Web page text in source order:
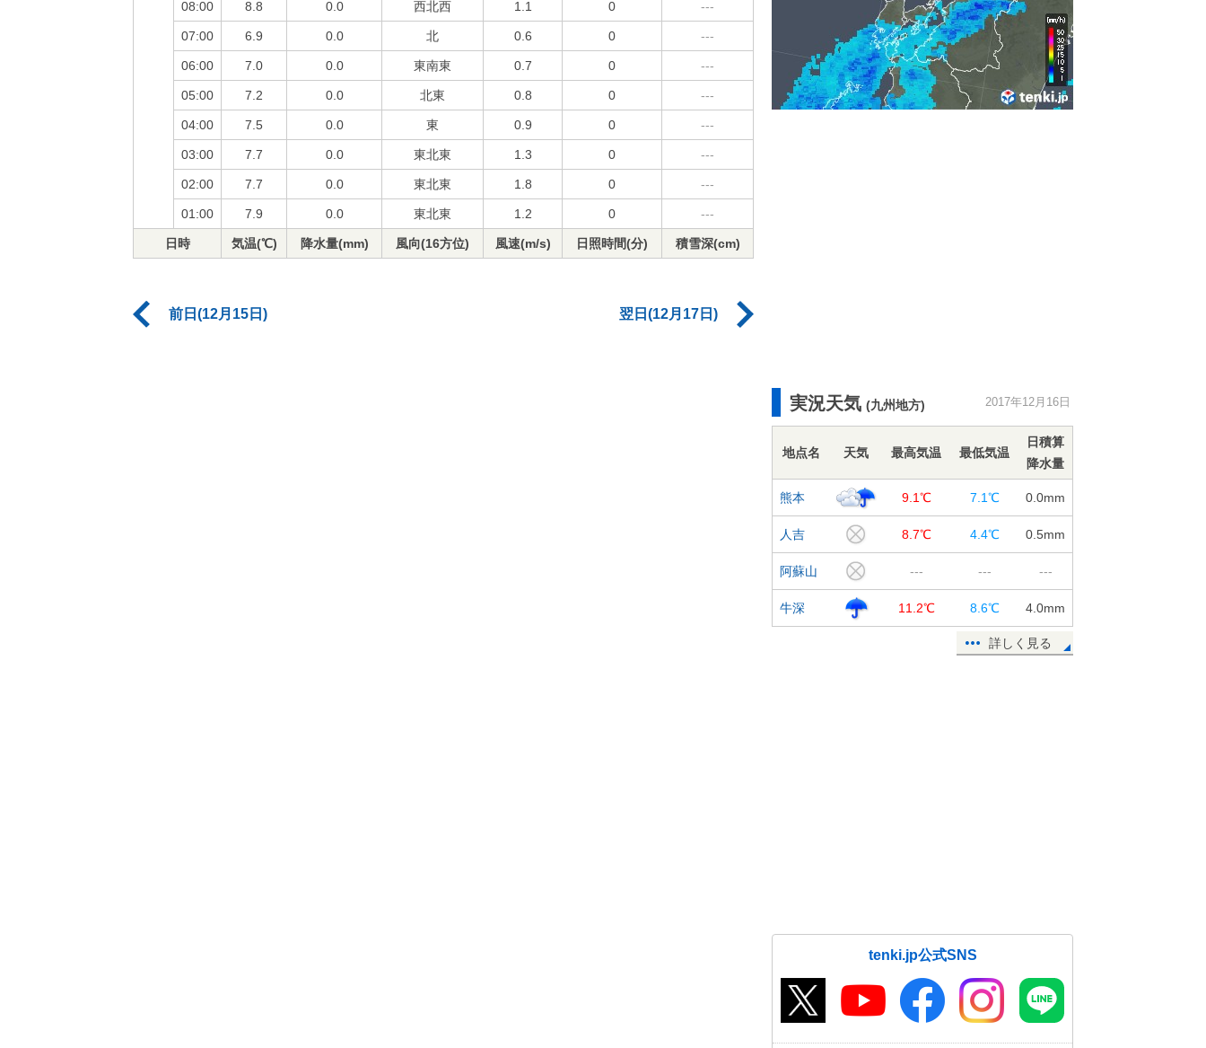
08:00 8.8 0.0 西北西 1.1 0 ---
07:00 6.9 0.0 北 0.6 0 ---
06:00 7.0 0.0 東南東 0.7 0 ---
05:00 7.2 0.0 北東 0.8 0 ---
04:00 7.5 0.0 東 0.9 0 ---
03:00 7.7 0.0 東北東 1.3 0 ---
02:00 7.7 0.0 東北東 1.8 0 ---
01:00 7.9 0.0 東北東 1.2 0 ---
日時 気温(℃) 降水量(mm) 風向(16方位) 風速(m/s) 日照時間(分) 積雪深(cm)
前日(12月15日) 翌日(12月17日)
実況天気 (九州地方) 2017年12月16日
地点名 天気 最高気温 最低気温
日積算
降水量
熊本 9.1℃ 7.1℃ 0.0mm
人吉 8.7℃ 4.4℃ 0.5mm
阿蘇山 --- --- ---
牛深 11.2℃ 8.6℃ 4.0mm
詳しく見る
tenki.jp公式SNS